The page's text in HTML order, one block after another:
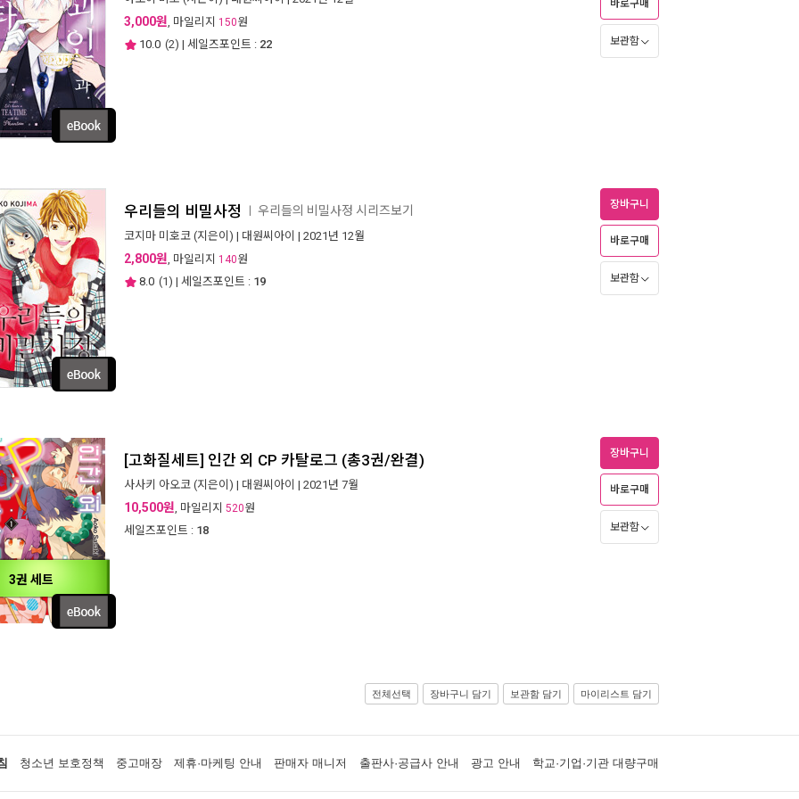
3,000원, 마일리지 150원
10.0 (2) | 세일즈포인트 : 22
바로구매
보관함
우리들의 비밀사정 우리들의 비밀사정 시리즈보기
코지마 미호코 (지은이) | 대원씨아이 | 2021년 12월
2,800원, 마일리지 140원
8.0 (1) | 세일즈포인트 : 19
장바구니
바로구매
보관함
3권 세트
[고화질세트] 인간 외 CP 카탈로그 (총3권/완결)
사사키 아오코 (지은이) | 대원씨아이 | 2021년 7월
10,500원, 마일리지 520원
세일즈포인트 : 18
장바구니
바로구매
보관함
전체선택 장바구니 담기 보관함 담기 마이리스트 담기
청소년 보호정책 중고매장 제휴·마케팅 안내 판매자 매니저 출판사·공급사 안내 광고 안내 학교·기업·기관 대량구매